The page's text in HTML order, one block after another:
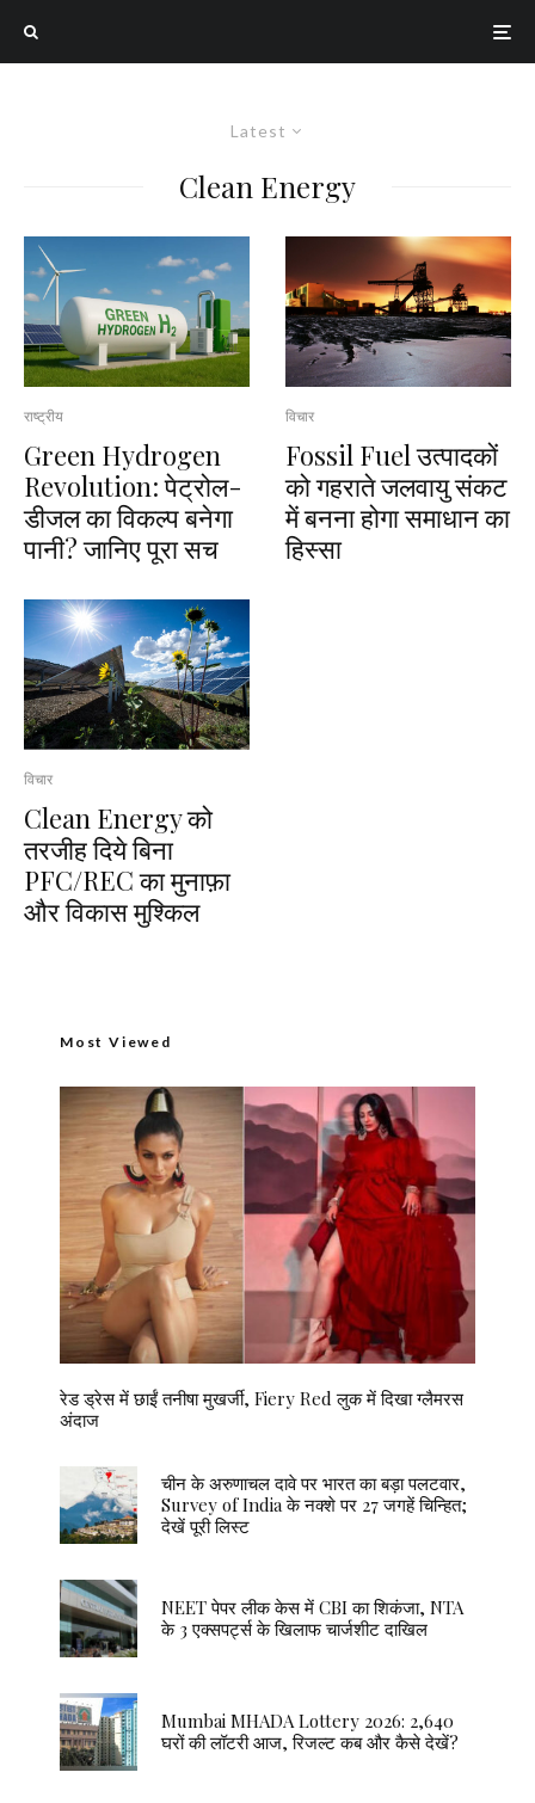
Latest
Clean Energy
राष्ट्रीय
Green Hydrogen
Revolution: पेट्रोल-
डीजल का विकल्प बनेगा
पानी? जानिए पूरा सच
विचार
Clean Energy को
तरजीह दिये बिना
PFC/REC का मुनाफ़ा
और विकास मुश्किल
विचार
Fossil Fuel उत्पादकों
को गहराते जलवायु संकट
में बनना होगा समाधान का
हिस्सा
Most Viewed
रेड ड्रेस में छाईं तनीषा मुखर्जी, Fiery Red लुक में दिखा ग्लैमरस
अंदाज
चीन के अरुणाचल दावे पर भारत का बड़ा पलटवार,
Survey of India के नक्शे पर 27 जगहें चिन्हित;
देखें पूरी लिस्ट
NEET पेपर लीक केस में CBI का शिकंजा, NTA
के 3 एक्सपर्ट्स के खिलाफ चार्जशीट दाखिल
Mumbai MHADA Lottery 2026: 2,640
घरों की लॉटरी आज, रिजल्ट कब और कैसे देखें?